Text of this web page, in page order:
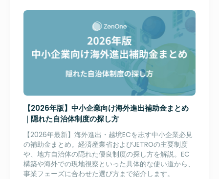
【2026年版】中小企業向け海外進出補助金まとめ
｜隠れた自治体制度の探し方
【2026年最新】海外進出・越境ECを志す中小企業必見
の補助金まとめ。経済産業省およびJETROの主要制度
や、地方自治体の隠れた優良制度の探し方を解説。EC
構築や海外での現地視察といった具体的な使い道から、
事業フェーズに合わせた選び方まで紹介します。